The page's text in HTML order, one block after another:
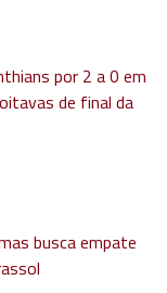
por 2 a 0 em
de final da
busca empate